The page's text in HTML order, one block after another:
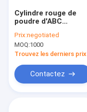
Cylindre rouge de
poudre d'ABC
conteneur vide sec
du feu pour la lutte
contre l'incendie
Prix:negotiated
MOQ:1000
Trouvez les derniers prix
Contactez